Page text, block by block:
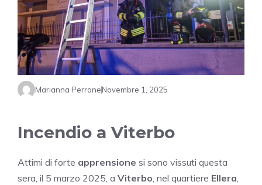
Marianna PerroneNovembre 1, 2025
Incendio a Viterbo
Attimi di forte apprensione si sono vissuti questa
sera, il 5 marzo 2025, a Viterbo, nel quartiere Ellera,